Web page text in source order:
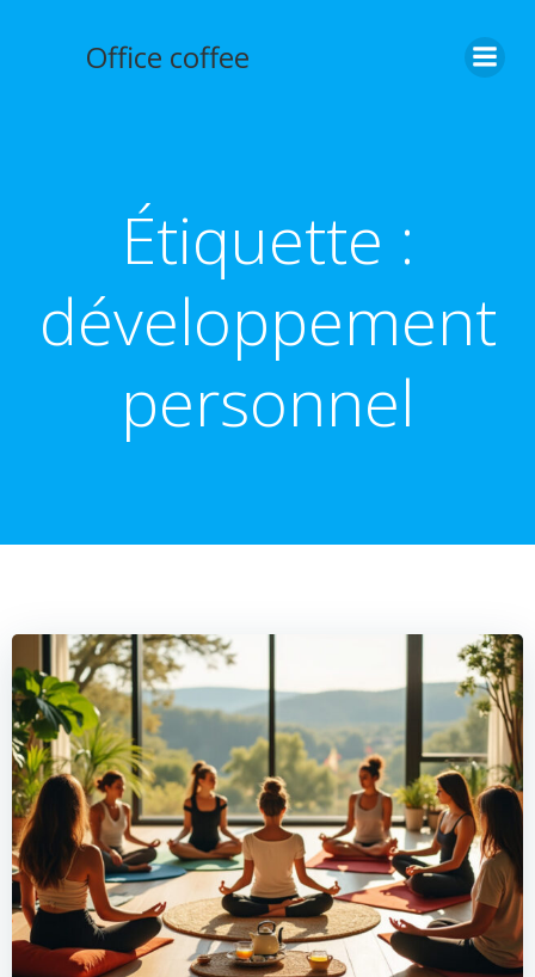
Office coffee
Étiquette :
développement
personnel